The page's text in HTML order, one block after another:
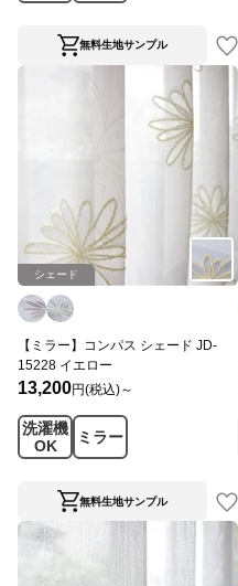
無料生地サンプル
シェード
【ミラー】コンパス シェード JD-
15228 イエロー
13,200円(税込)～
洗濯機
OK
ミラー
無料生地サンプル